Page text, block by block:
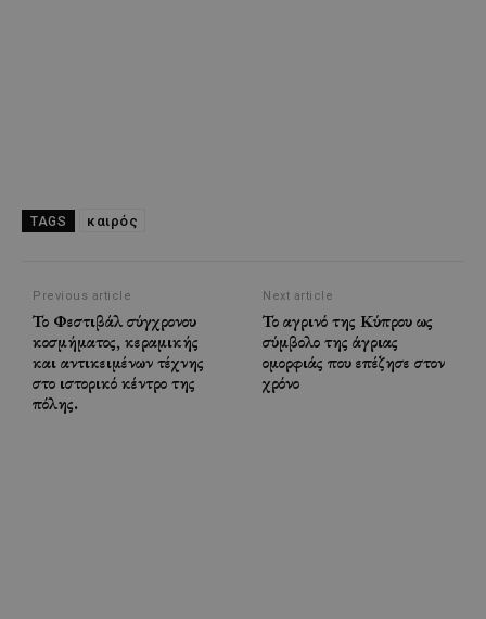
TAGS καιρός
Previous article
Το Φεστιβάλ σύγχρονου
κοσμήματος, κεραμικής
και αντικειμένων τέχνης
στο ιστορικό κέντρο της
πόλης.
Next article
Το αγρινό της Κύπρου ως
σύμβολο της άγριας
ομορφιάς που επέζησε στον
χρόνο